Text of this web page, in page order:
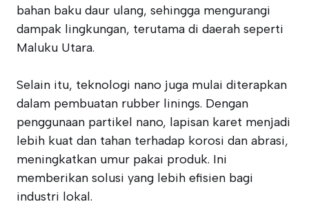
bahan baku daur ulang, sehingga mengurangi
dampak lingkungan, terutama di daerah seperti
Maluku Utara.
Selain itu, teknologi nano juga mulai diterapkan
dalam pembuatan rubber linings. Dengan
penggunaan partikel nano, lapisan karet menjadi
lebih kuat dan tahan terhadap korosi dan abrasi,
meningkatkan umur pakai produk. Ini
memberikan solusi yang lebih efisien bagi
industri lokal.